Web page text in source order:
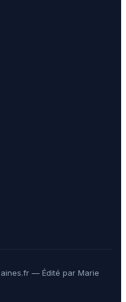
— Édité par Marie